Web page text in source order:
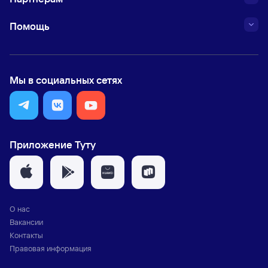
Помощь
Мы в социальных сетях
Приложение Туту
О нас
Вакансии
Контакты
Правовая информация